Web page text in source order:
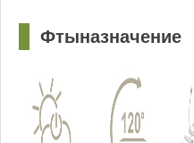
Фтыназначение